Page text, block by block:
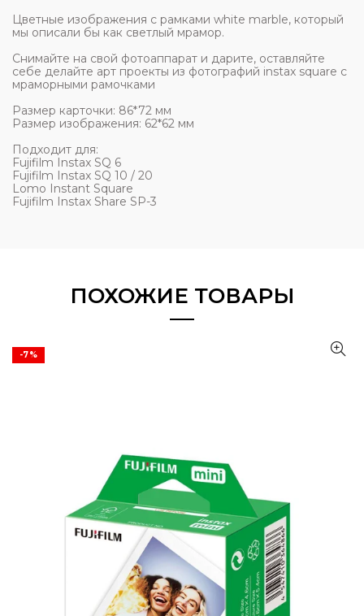
Цветные изображения с рамками white marble, который
мы описали бы как светлый мрамор.
Снимайте на свой фотоаппарат и дарите, оставляйте
себе делайте арт проекты из фотографий instax square с
мраморными рамочками
Размер карточки: 86*72 мм
Размер изображения: 62*62 мм
Подходит для:
Fujifilm Instax SQ 6
Fujifilm Instax SQ 10 / 20
Lomo Instant Square
Fujifilm Instax Share SP-3
ПОХОЖИЕ ТОВАРЫ
-7%